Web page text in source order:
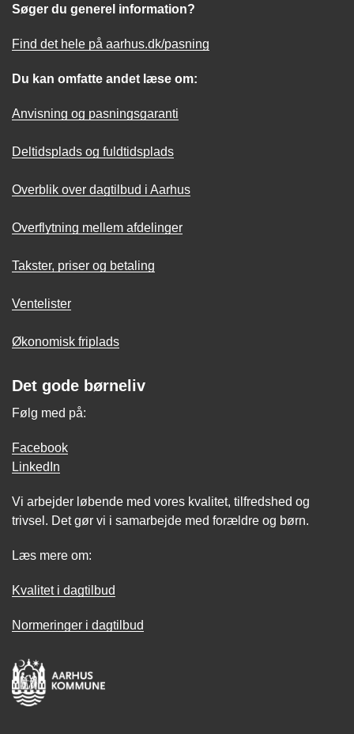
Søger du generel information?
Find det hele på aarhus.dk/pasning
Du kan omfatte andet læse om:
Anvisning og pasningsgaranti
Deltidsplads og fuldtidsplads
Overblik over dagtilbud i Aarhus
Overflytning mellem afdelinger
Takster, priser og betaling
Ventelister
Økonomisk friplads
Det gode børneliv
Følg med på:
Facebook
LinkedIn
Vi arbejder løbende med vores kvalitet, tilfredshed og
trivsel. Det gør vi i samarbejde med forældre og børn.
Læs mere om:
Kvalitet i dagtilbud
Normeringer i dagtilbud